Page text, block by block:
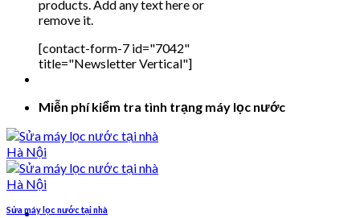
products. Add any text here or
remove it.
[contact-form-7 id="7042"
title="Newsletter Vertical"]
Miễn phí kiểm tra tình trạng máy lọc nước
Sửa máy lọc nước tại nhà